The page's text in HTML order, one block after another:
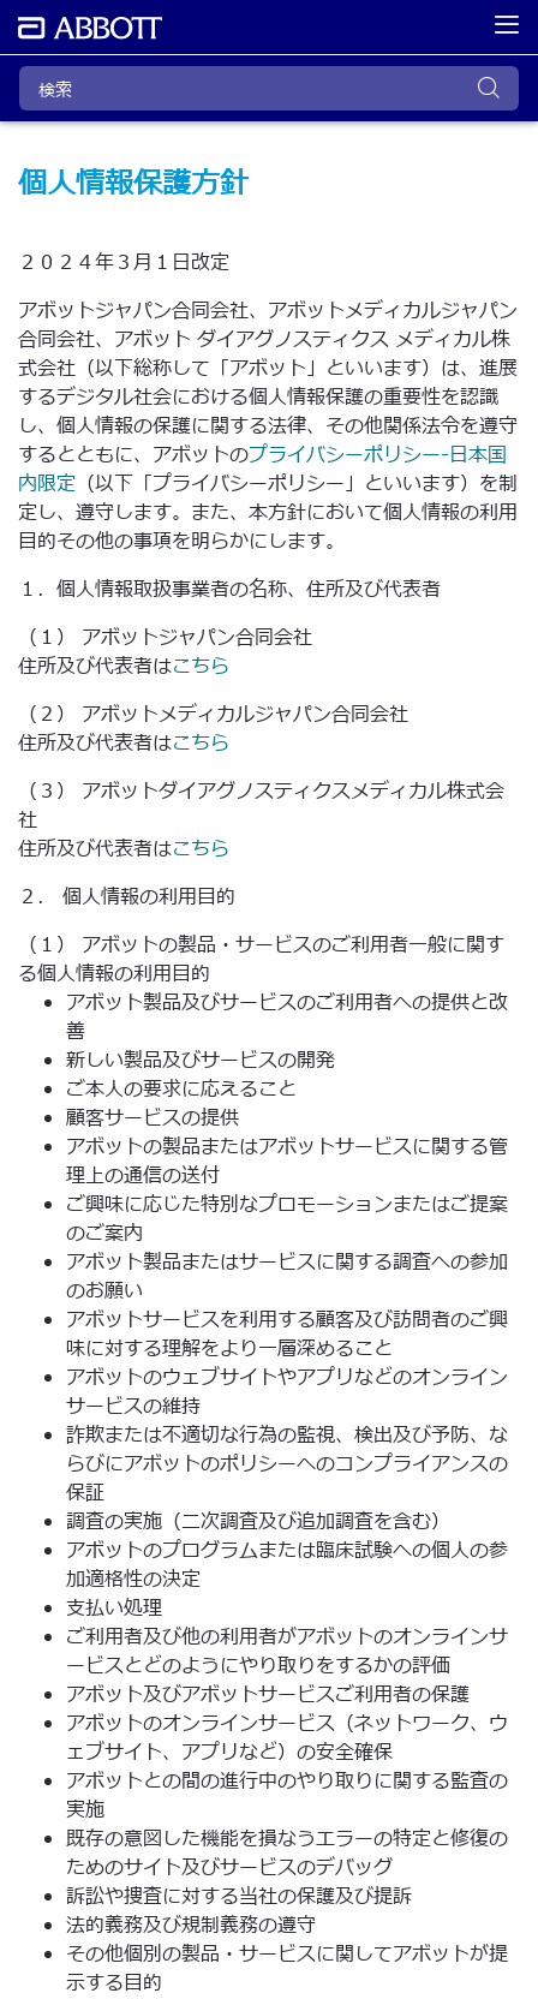
個人情報保護方針
２０２４年３月１日改定
アボットジャパン合同会社、アボットメディカルジャパン
合同会社、アボット ダイアグノスティクス メディカル株
式会社（以下総称して「アボット」といいます）は、進展
するデジタル社会における個人情報保護の重要性を認識
し、個人情報の保護に関する法律、その他関係法令を遵守
するとともに、アボットのプライバシーポリシー‐日本国
内限定 （以下「プライバシーポリシー」といいます）を制
定し、遵守します。また、本方針において個人情報の利用
目的その他の事項を明らかにします。
１．個人情報取扱事業者の名称、住所及び代表者
（１） アボットジャパン合同会社
住所及び代表者はこちら
（２） アボットメディカルジャパン合同会社
住所及び代表者はこちら
（３） アボットダイアグノスティクスメディカル株式会
社
住所及び代表者はこちら
２． 個人情報の利用目的
（１） アボットの製品・サービスのご利用者一般に関す
る個人情報の利用目的
アボット製品及びサービスのご利用者への提供と改
善
新しい製品及びサービスの開発
ご本人の要求に応えること
顧客サービスの提供
アボットの製品またはアボットサービスに関する管
理上の通信の送付
ご興味に応じた特別なプロモーションまたはご提案
のご案内
アボット製品またはサービスに関する調査への参加
のお願い
アボットサービスを利用する顧客及び訪問者のご興
味に対する理解をより一層深めること
アボットのウェブサイトやアプリなどのオンライン
サービスの維持
詐欺または不適切な行為の監視、検出及び予防、な
らびにアボットのポリシーへのコンプライアンスの
保証
調査の実施（二次調査及び追加調査を含む）
アボットのプログラムまたは臨床試験への個人の参
加適格性の決定
支払い処理
ご利用者及び他の利用者がアボットのオンラインサ
ービスとどのようにやり取りをするかの評価
アボット及びアボットサービスご利用者の保護
アボットのオンラインサービス（ネットワーク、ウ
ェブサイト、アプリなど）の安全確保
アボットとの間の進行中のやり取りに関する監査の
実施
既存の意図した機能を損なうエラーの特定と修復の
ためのサイト及びサービスのデバッグ
訴訟や捜査に対する当社の保護及び提訴
法的義務及び規制義務の遵守
その他個別の製品・サービスに関してアボットが提
示する目的